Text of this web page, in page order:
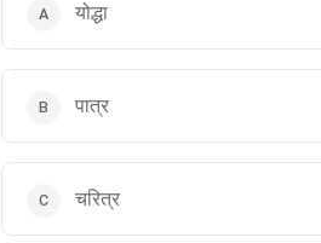
योद्धा
पात्र
चरित्र